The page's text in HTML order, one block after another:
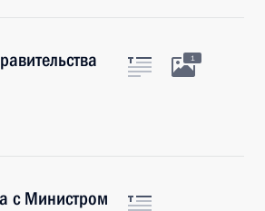
1
с Министром